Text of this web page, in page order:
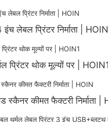
इंच लेबल प्रिंटर निर्माता | HOIN
प्रिंटर थोक मूल्यों पर | HOIN1
स्कैनर कीमत फैक्टरी निर्माता |